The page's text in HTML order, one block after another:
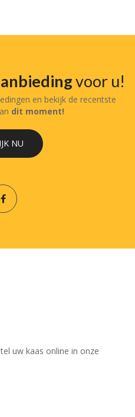
voor u!
en bekijk de recentste
dit moment!
NU
uw kaas online in onze